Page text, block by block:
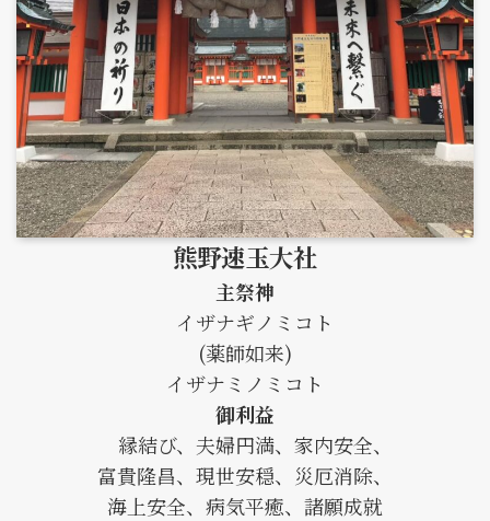
熊野速玉大社
主祭神
イザナギノミコト
(薬師如来)
イザナミノミコト
御利益
縁結び、夫婦円満、家内安全、
富貴隆昌、現世安穏、災厄消除、
海上安全、病気平癒、諸願成就